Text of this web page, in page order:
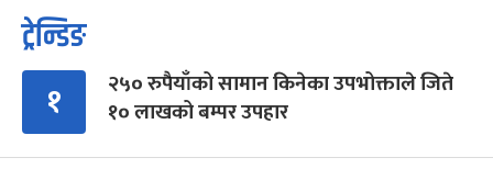
ट्रेन्डिङ
१
२५० रुपैयाँको सामान किनेका उपभोक्ताले जिते
१० लाखको बम्पर उपहार